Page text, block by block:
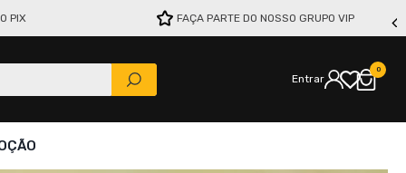
PIX FAÇA PARTE DO NOSSO GRUPO VIP
Entrar
0